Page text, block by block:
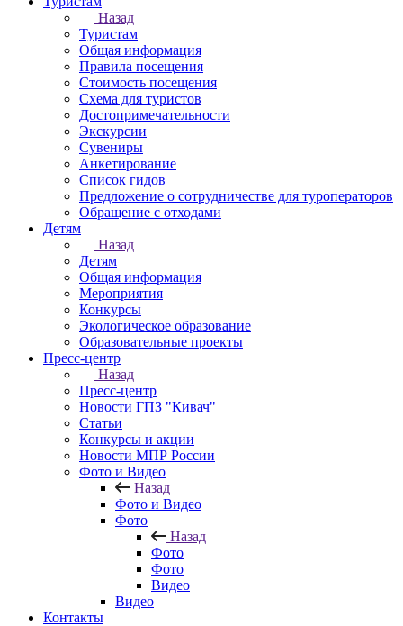
Назад
Туристам
Общая информация
Правила посещения
Стоимость посещения
Схема для туристов
Достопримечательности
Экскурсии
Сувениры
Анкетирование
Список гидов
Предложение о сотрудничестве для туроператоров
Обращение с отходами
Детям
Назад
Детям
Общая информация
Мероприятия
Конкурсы
Экологическое образование
Образовательные проекты
Пресс-центр
Назад
Пресс-центр
Новости ГПЗ "Кивач"
Статьи
Конкурсы и акции
Новости МПР России
Фото и Видео
Назад
Фото и Видео
Фото
Назад
Фото
Фото
Видео
Видео
Контакты